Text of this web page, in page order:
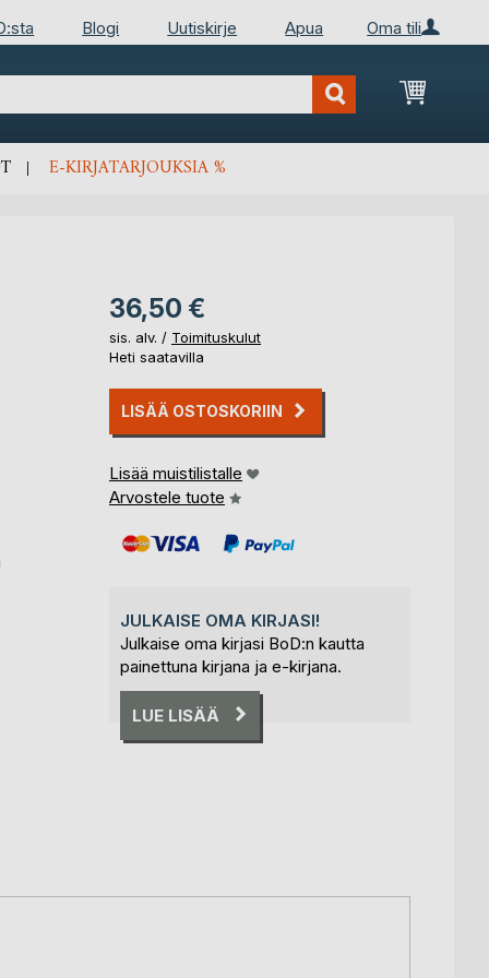
Oma tili
Blogi Uutiskirje Apua
E-KIRJATARJOUKSIA %
36,50 €
sis. alv. / Toimituskulut
Heti saatavilla
LISÄÄ OSTOSKORIIN
Lisää muistilistalle
Arvostele tuote
JULKAISE OMA KIRJASI!
Julkaise oma kirjasi BoD:n kautta
painettuna kirjana ja e-kirjana.
LUE LISÄÄ